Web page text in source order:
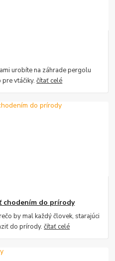
urobíte na záhrade pergolu
pre vtáčiky.čítať celé
chodením do prírody
by mal každý človek, starajúci
do prírody.čítať celé